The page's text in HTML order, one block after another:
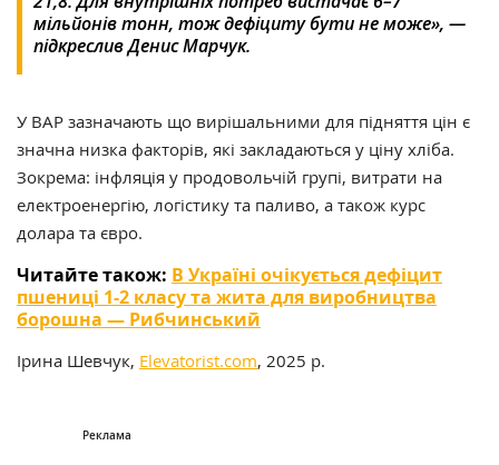
мільйонів тонн, тож дефіциту бути не може», —
підкреслив Денис Марчук.
У ВАР зазначають що вирішальними для підняття цін є
значна низка факторів, які закладаються у ціну хліба.
Зокрема: інфляція у продовольчій групі, витрати на
електроенергію, логістику та паливо, а також курс
долара та євро.
Читайте також: В Україні очікується дефіцит
пшениці 1-2 класу та жита для виробництва
борошна — Рибчинський
Ірина Шевчук, Elevatorist.com, 2025 р.